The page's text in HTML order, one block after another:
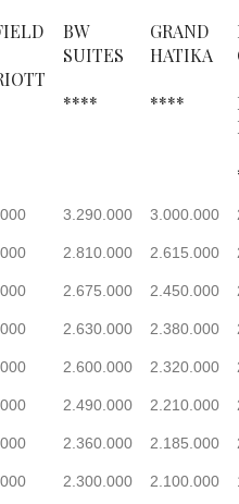
BW
SUITES
****
GRAND
HATIKA
****
3.290.000 3.000.000
2.810.000 2.615.000
2.675.000 2.450.000
2.630.000 2.380.000
2.600.000 2.320.000
2.490.000 2.210.000
2.360.000 2.185.000
2.300.000 2.100.000